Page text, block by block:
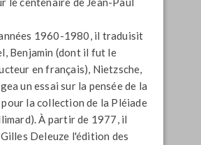
1960-1980, il traduisit
Benjamin (dont il fut le
en français), Nietzsche,
un essai sur la pensée de la
pour la collection de la Pléiade
À partir de 1977, il
Deleuze l'édition des